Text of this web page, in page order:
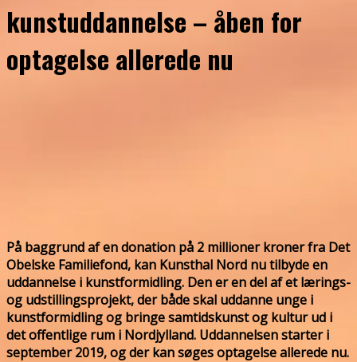
kunstuddannelse – åben for
optagelse allerede nu
På baggrund af en donation på 2 millioner kroner fra Det
Obelske Familiefond, kan Kunsthal Nord nu tilbyde en
uddannelse i kunstformidling. Den er en del af et lærings-
og udstillingsprojekt, der både skal uddanne unge i
kunstformidling og bringe samtidskunst og kultur ud i
det offentlige rum i Nordjylland. Uddannelsen starter i
september 2019, og der kan søges optagelse allerede nu.